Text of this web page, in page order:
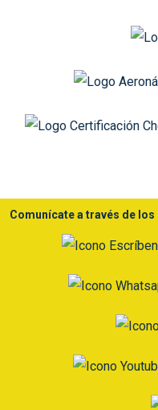
Comunícate a través de